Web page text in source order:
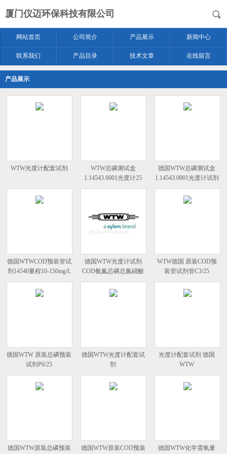
厦门仪迈环保科技有限公司
网站首页 公司简介 产品展示 新闻中心
联系我们 产品目录 技术文章 在线留言
产品展示
WTW光度计配套试剂
WTW总磷测试盒
1.14543.0001光度计25
次/盒
德国WTW总磷测试盒
1.14543.0001光度计试剂
德国WTWCOD预装管试
剂14540量程10-150mg/L
德国WTW光度计试剂
COD氨氮总磷总氮硝酸
盐
WTW德国 原装COD预
装管试剂管C3/25
德国WTW 原装总磷预装
试剂P6/25
德国WTW光度计配套试
剂
光度计配套试剂 德国
WTW
德国WTW原装总磷预装
德国WTW原装COD预装
德国WTW化学需氧量